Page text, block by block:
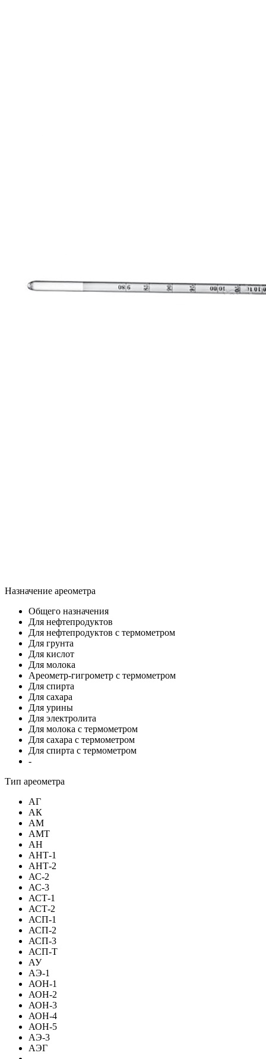
Назначение ареометра
Общего назначения
Для нефтепродуктов
Для нефтепродуктов с термометром
Для грунта
Для кислот
Для молока
Ареометр-гигрометр с термометром
Для спирта
Для сахара
Для урины
Для электролита
Для молока с термометром
Для сахара с термометром
Для спирта с термометром
-
Тип ареометра
АГ
АК
АМ
АМТ
АН
АНТ-1
АНТ-2
АС-2
АС-3
АСТ-1
АСТ-2
АСП-1
АСП-2
АСП-3
АСП-Т
АУ
АЭ-1
АОН-1
АОН-2
АОН-3
АОН-4
АОН-5
АЭ-3
АЭГ